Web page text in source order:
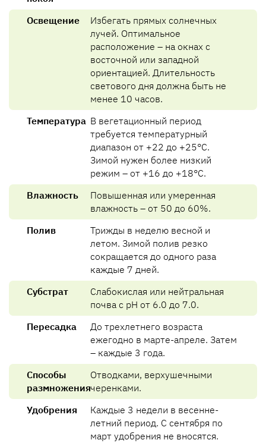
Освещение
Избегать прямых солнечных
лучей. Оптимальное
расположение – на окнах с
восточной или западной
ориентацией. Длительность
светового дня должна быть не
менее 10 часов.
Температура В вегетационный период
требуется температурный
диапазон от +22 до +25°C.
Зимой нужен более низкий
режим – от +16 до +18°C.
Влажность
Повышенная или умеренная
влажность – от 50 до 60%.
Полив
Трижды в неделю весной и
летом. Зимой полив резко
сокращается до одного раза
каждые 7 дней.
Субстрат
Слабокислая или нейтральная
почва с pH от 6.0 до 7.0.
Пересадка
До трехлетнего возраста
ежегодно в марте-апреле. Затем
– каждые 3 года.
Способы
размножения
Отводками, верхушечными
черенками.
Удобрения
Каждые 3 недели в весенне-
летний период. С сентября по
март удобрения не вносятся.